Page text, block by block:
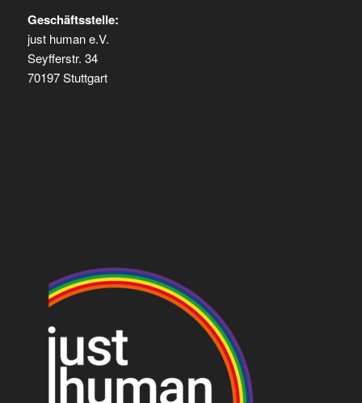
Geschäftsstelle:
just human e.V.
Seyfferstr. 34
70197 Stuttgart